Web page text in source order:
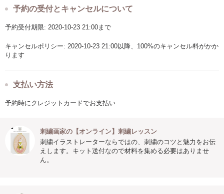
予約の受付とキャンセルについて
予約受付期限: 2020-10-23 21:00まで
キャンセルポリシー: 2020-10-23 21:00以降、100%のキャンセル料がかか
ります
支払い方法
予約時にクレジットカードでお支払い
刺繍画家の【オンライン】刺繍レッスン
刺繍イラストレーターならではの、刺繍のコツと魅力をお伝
えします。キット送付なので材料を集める必要はありませ
ん。